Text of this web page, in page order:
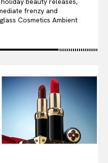
frenzy and
Cosmetics Ambient